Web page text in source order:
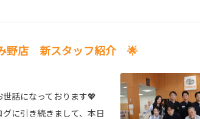
野店 新スタッフ紹介 🌟
話になっております💖
グに引き続きまして、本日